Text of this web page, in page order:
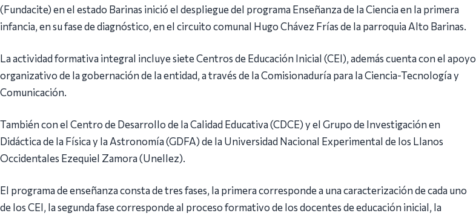
(Fundacite) en el estado Barinas inició el despliegue del programa Enseñanza de la Ciencia en la primera
infancia, en su fase de diagnóstico, en el circuito comunal Hugo Chávez Frías de la parroquia Alto Barinas.
La actividad formativa integral incluye siete Centros de Educación Inicial (CEI), además cuenta con el apoyo
organizativo de la gobernación de la entidad, a través de la Comisionaduría para la Ciencia-Tecnología y
Comunicación.
También con el Centro de Desarrollo de la Calidad Educativa (CDCE) y el Grupo de Investigación en
Didáctica de la Física y la Astronomía (GDFA) de la Universidad Nacional Experimental de los Llanos
Occidentales Ezequiel Zamora (Unellez).
El programa de enseñanza consta de tres fases, la primera corresponde a una caracterización de cada uno
de los CEI, la segunda fase corresponde al proceso formativo de los docentes de educación inicial, la